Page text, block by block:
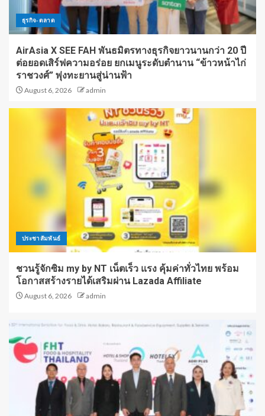
ธุรกิจ-ตลาด
AirAsia X SEE FAH พันธมิตรทางธุรกิจยาวนานกว่า 20 ปี
ต่อยอดเสิร์ฟความอร่อย ยกเมนูระดับตำนาน “ข้าวหน้าไก่
ราชวงศ์” พุ่งทะยานสู่น่านฟ้า
August 6, 2026 admin
ประชาสัมพันธ์
ชวนรู้จักซิม my by NT เน็ตเร็ว แรง คุ้มค่าทั่วไทย พร้อม
โอกาสสร้างรายได้เสริมผ่าน Lazada Affiliate
August 6, 2026 admin